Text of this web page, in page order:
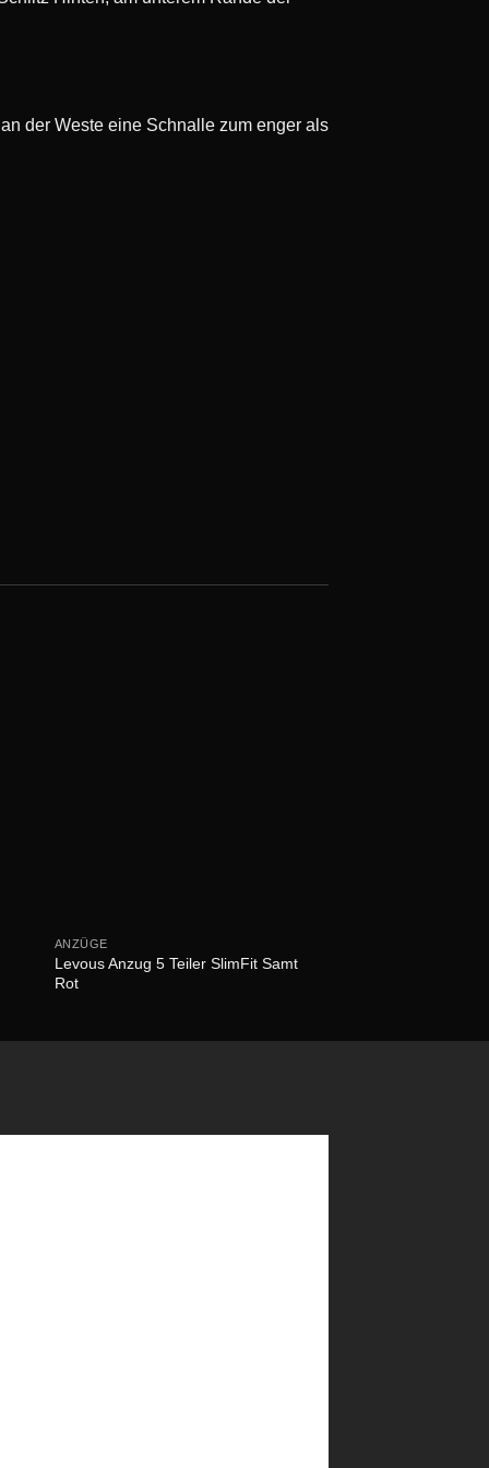
der Weste eine Schnalle zum enger als
ANZÜGE
Levous Anzug 5 Teiler SlimFit Samt
Rot